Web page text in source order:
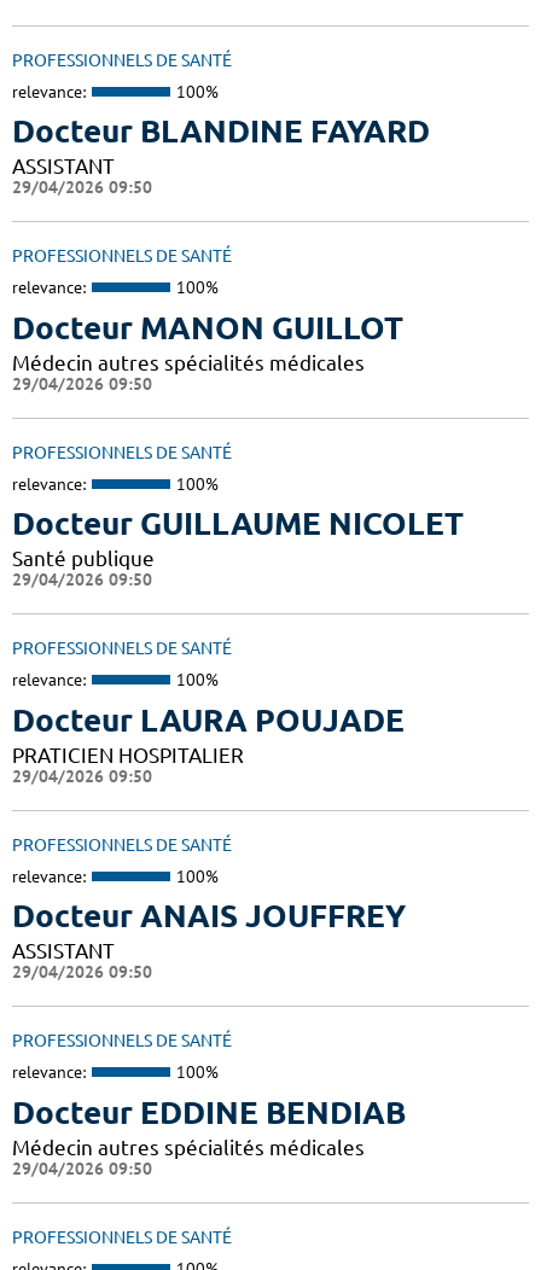
PROFESSIONNELS DE SANTÉ
relevance: 100%
Docteur BLANDINE FAYARD
ASSISTANT
29/04/2026 09:50
PROFESSIONNELS DE SANTÉ
relevance: 100%
Docteur MANON GUILLOT
Médecin autres spécialités médicales
29/04/2026 09:50
PROFESSIONNELS DE SANTÉ
relevance: 100%
Docteur GUILLAUME NICOLET
Santé publique
29/04/2026 09:50
PROFESSIONNELS DE SANTÉ
relevance: 100%
Docteur LAURA POUJADE
PRATICIEN HOSPITALIER
29/04/2026 09:50
PROFESSIONNELS DE SANTÉ
relevance: 100%
Docteur ANAIS JOUFFREY
ASSISTANT
29/04/2026 09:50
PROFESSIONNELS DE SANTÉ
relevance: 100%
Docteur EDDINE BENDIAB
Médecin autres spécialités médicales
29/04/2026 09:50
PROFESSIONNELS DE SANTÉ